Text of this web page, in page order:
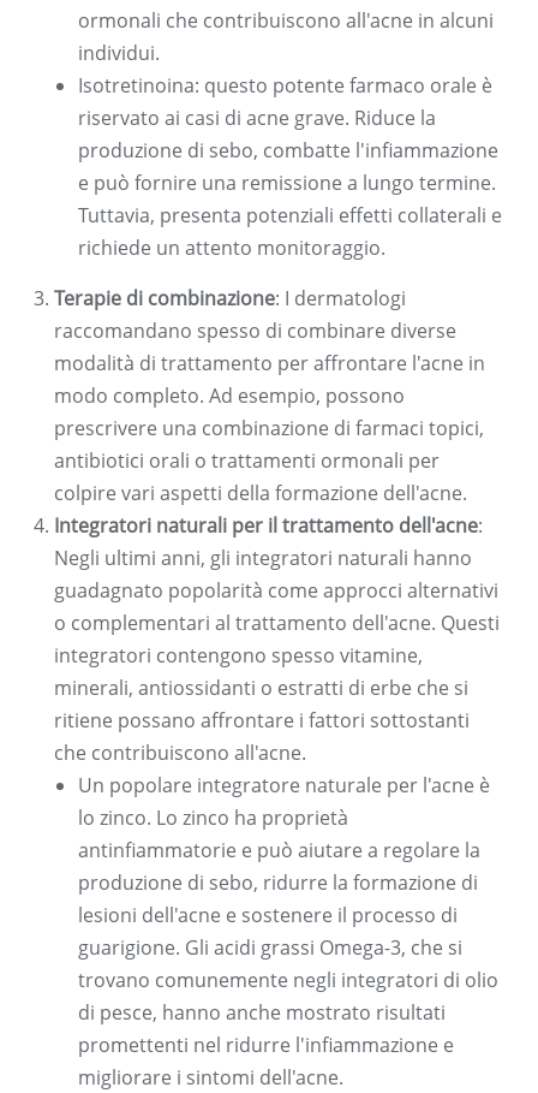
ormonali che contribuiscono all'acne in alcuni
individui.
Isotretinoina: questo potente farmaco orale è
riservato ai casi di acne grave. Riduce la
produzione di sebo, combatte l'infiammazione
e può fornire una remissione a lungo termine.
Tuttavia, presenta potenziali effetti collaterali e
richiede un attento monitoraggio.
Terapie di combinazione: I dermatologi
raccomandano spesso di combinare diverse
modalità di trattamento per affrontare l'acne in
modo completo. Ad esempio, possono
prescrivere una combinazione di farmaci topici,
antibiotici orali o trattamenti ormonali per
colpire vari aspetti della formazione dell'acne.
Integratori naturali per il trattamento dell'acne:
Negli ultimi anni, gli integratori naturali hanno
guadagnato popolarità come approcci alternativi
o complementari al trattamento dell'acne. Questi
integratori contengono spesso vitamine,
minerali, antiossidanti o estratti di erbe che si
ritiene possano affrontare i fattori sottostanti
che contribuiscono all'acne.
Un popolare integratore naturale per l'acne è
lo zinco. Lo zinco ha proprietà
antinfiammatorie e può aiutare a regolare la
produzione di sebo, ridurre la formazione di
lesioni dell'acne e sostenere il processo di
guarigione. Gli acidi grassi Omega-3, che si
trovano comunemente negli integratori di olio
di pesce, hanno anche mostrato risultati
promettenti nel ridurre l'infiammazione e
migliorare i sintomi dell'acne.